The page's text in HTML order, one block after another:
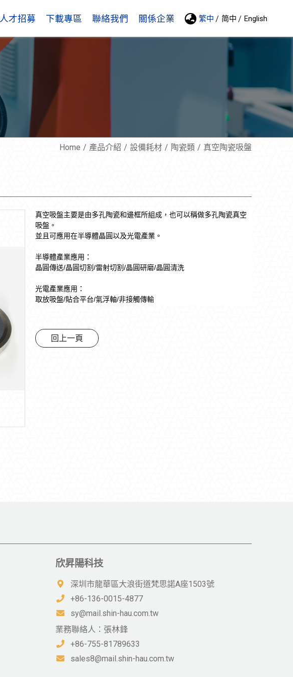
人才招募 下載專區 聯絡我們 關係企業 繁中 简中 English
Home 產品介紹 設備耗材 陶瓷類 真空陶瓷吸盤
真空吸盤主要是由多孔陶瓷和邊框所組成，也可以稱做多孔陶瓷真空
吸盤。
並且可應用在半導體晶圓以及光電產業。
半導體產業應用：
晶圓傳送/晶圓切割/雷射切割/晶圓研磨/晶圓清洗
光電產業應用：
取放吸盤/貼合平台/氣浮軸/非接觸傳輸
回上一頁
欣昇陽科技
深圳市龍華區大浪街道梵思諾A座1503號
+86-136-0015-4877
sy@mail.shin-hau.com.tw
業務聯絡人：張林鋒
+86-755-81789633
sales8@mail.shin-hau.com.tw